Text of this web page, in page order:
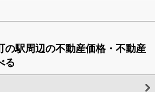
の駅周辺の不動産価格・不動産
る